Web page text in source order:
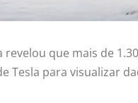
que mais de
para visualizar